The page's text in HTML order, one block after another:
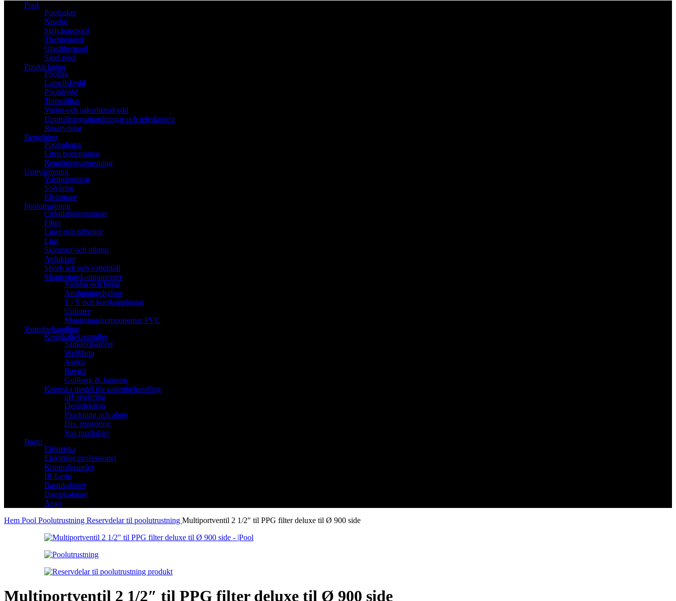
Pool
Poolpaket
Niveko
Stålväggspool
Thermopool
Glasfiberpool
Steel pool
Pooltäckning
Pooltak
Lamellskydd
Poolskydd
Termofiltar
Vinter-och säkerhetsskydd
Upprullningsanordningar och teleskoprör
Reservdelar
Rengöring
Poolrobotar
Liten bottensugar
Rengöringsutrustning
Uppvärmning
Värmepumpar
Solvärme
Elvärmare
Poolutrustning
Cirkulationspumpar
Filter
Liner och tillbehör
Ljus
Skimmer och utlopp
Avfuktare
Sport- lek och vattenfall
Monteringskomponenter
Vinklar och böjar
Anslutningshylsor
T / Y och korskopplingar
Unioner
Monteringskomponenter PVC
Vattenbehandling
Kemikaliekontroller
Saltklorinatorer
Welldana
Aseko
Bayrol
Gullberg & Jansson
Kemiska medel för vattenbehandling
pH-reglering
Desinfektion
Flockning och alger
Div. rengöring
Spa produkter
Bastu
Elektriska
Elektriske professionel
Kontrollpaneler
IR-bastu
Bastukabiner
Dampkabiner
Ånga
Hem Pool Poolutrustning Reservdelar til poolutrustning Multiportventil 2 1/2″ til PPG filter deluxe til Ø 900 side
Multiportventil 2 1/2″ til PPG filter deluxe til Ø 900 side